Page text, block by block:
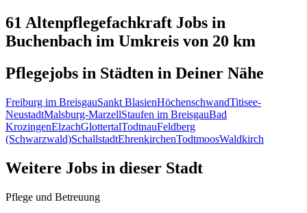
61 Altenpflegefachkraft Jobs in
Buchenbach im Umkreis von 20 km
Pflegejobs in Städten in Deiner Nähe
Freiburg im BreisgauSankt BlasienHöchenschwandTitisee-
NeustadtMalsburg-MarzellStaufen im BreisgauBad
KrozingenElzachGlottertalTodtnauFeldberg
(Schwarzwald)SchallstadtEhrenkirchenTodtmoosWaldkirch
Weitere Jobs in dieser Stadt
Pflege und Betreuung